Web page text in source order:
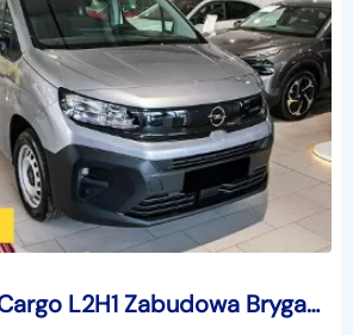
Opel Combo Cargo L2H1 Zabudowa Brygadowa L2H1 Zabudowa Brygadowa 1.5 102KM